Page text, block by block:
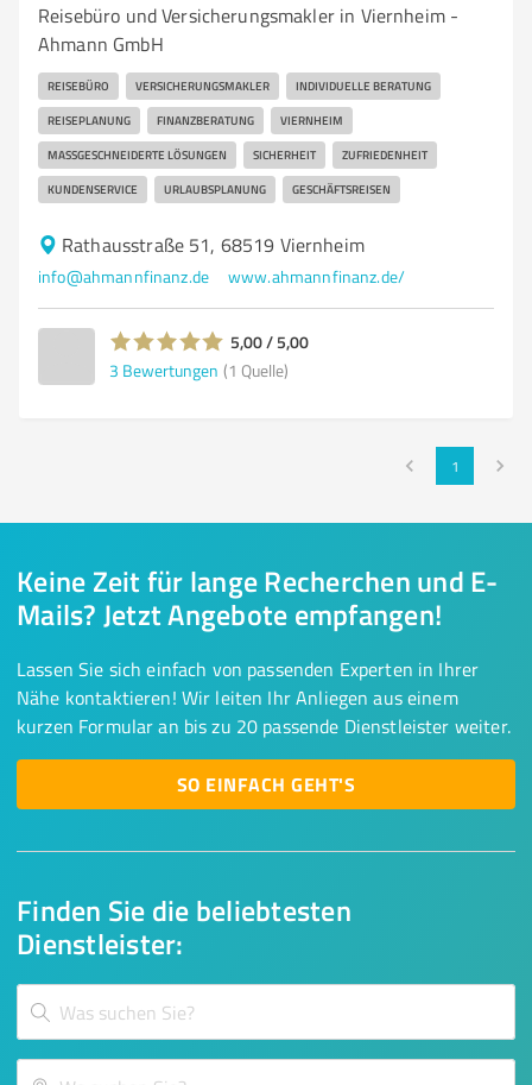
Reisebüro und Versicherungsmakler in Viernheim -
Ahmann GmbH
REISEBÜRO VERSICHERUNGSMAKLER INDIVIDUELLE BERATUNG
REISEPLANUNG FINANZBERATUNG VIERNHEIM
MASSGESCHNEIDERTE LÖSUNGEN SICHERHEIT ZUFRIEDENHEIT
KUNDENSERVICE URLAUBSPLANUNG GESCHÄFTSREISEN
Rathausstraße 51, 68519 Viernheim
info@ahmannfinanz.de www.ahmannfinanz.de/
5,00 / 5,00
3 Bewertungen (1 Quelle)
1
Finden Sie die beliebtesten
Dienstleister:
Keine Zeit für lange Recherchen und E-
Mails? Jetzt Angebote empfangen!
Lassen Sie sich einfach von passenden Experten in Ihrer
Nähe kontaktieren! Wir leiten Ihr Anliegen aus einem
kurzen Formular an bis zu 20 passende Dienstleister weiter.
SO EINFACH GEHT'S